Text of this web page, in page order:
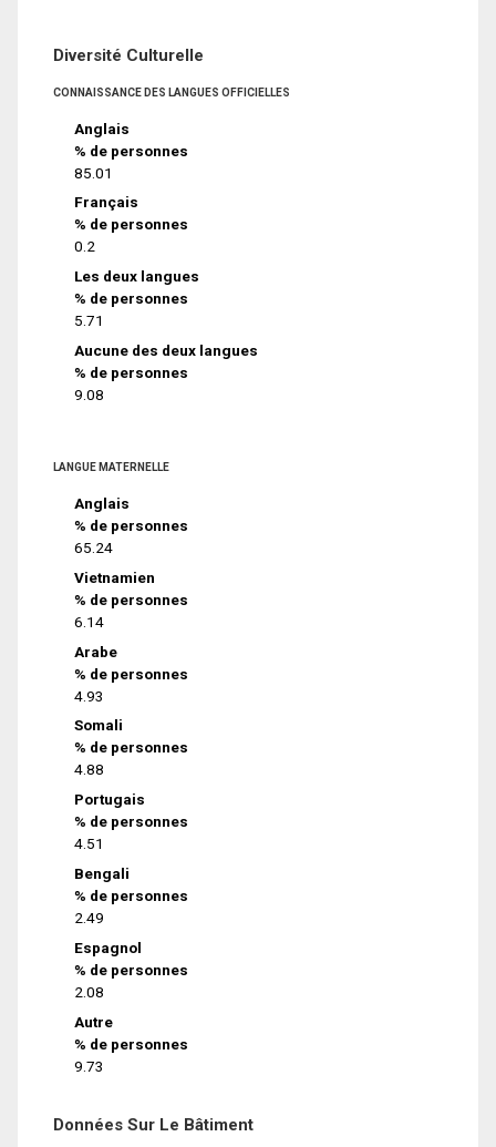
Diversité Culturelle
CONNAISSANCE DES LANGUES OFFICIELLES
Anglais
% de personnes
85.01
Français
% de personnes
0.2
Les deux langues
% de personnes
5.71
Aucune des deux langues
% de personnes
9.08
LANGUE MATERNELLE
Anglais
% de personnes
65.24
Vietnamien
% de personnes
6.14
Arabe
% de personnes
4.93
Somali
% de personnes
4.88
Portugais
% de personnes
4.51
Bengali
% de personnes
2.49
Espagnol
% de personnes
2.08
Autre
% de personnes
9.73
Données Sur Le Bâtiment